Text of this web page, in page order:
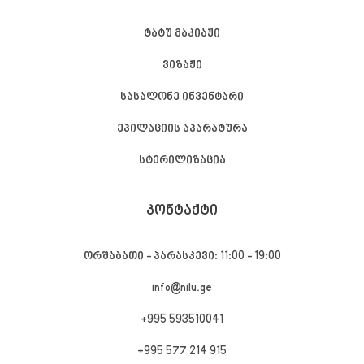
ტატუ მაკიაჟი
ვიზაჟი
სასალონე ინვენტარი
ეპილაციის აპარატურა
სტერილიზაცია
ᲙᲝᲜᲢᲐᲥᲢᲘ
ორშაბათი - პარასკევი: 11:00 - 19:00
info@nilu.ge
+995 593510041
+995 577 214 915